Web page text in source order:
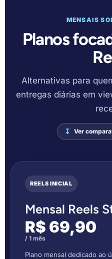
MENSAIS
Planos
Alternativas para
entregas diárias em
Ver
REELS INICIAL
Mensal Reels
R$ 69,90
/ 1 mês
Plano mensal dedicado ao